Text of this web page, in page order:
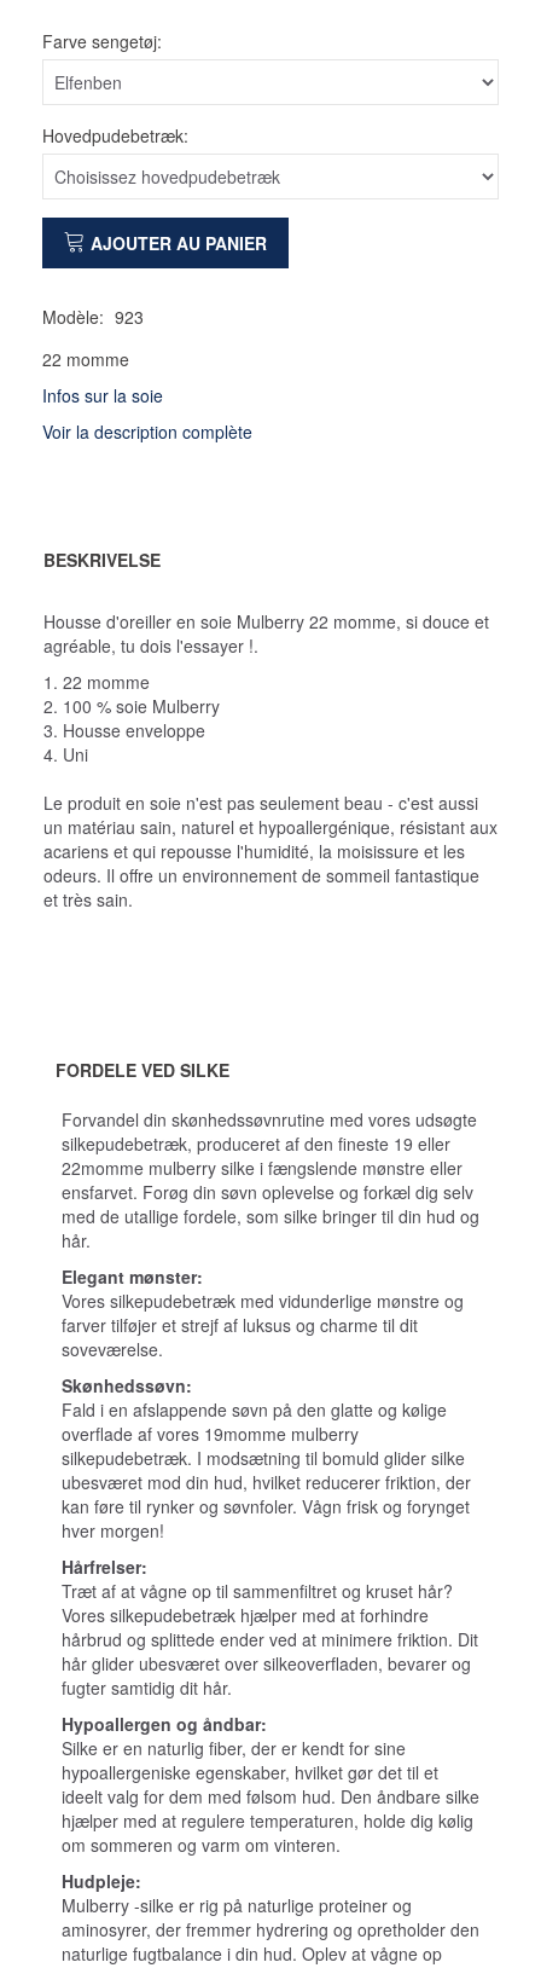
Farve sengetøj:
Hovedpudebetræk:
AJOUTER AU PANIER
Modèle: 923
22 momme
Infos sur la soie
Voir la description complète
BESKRIVELSE
Housse d'oreiller en soie Mulberry 22 momme, si douce et
agréable, tu dois l'essayer !.
1. 22 momme
2. 100 % soie Mulberry
3. Housse enveloppe
4. Uni
Le produit en soie n'est pas seulement beau - c'est aussi
un matériau sain, naturel et hypoallergénique, résistant aux
acariens et qui repousse l'humidité, la moisissure et les
odeurs. Il offre un environnement de sommeil fantastique
et très sain.
FORDELE VED SILKE
Forvandel din skønhedssøvnrutine med vores udsøgte
silkepudebetræk, produceret af den fineste 19 eller
22momme mulberry silke i fængslende mønstre eller
ensfarvet. Forøg din søvn oplevelse og forkæl dig selv
med de utallige fordele, som silke bringer til din hud og
hår.
Elegant mønster:
Vores silkepudebetræk med vidunderlige mønstre og
farver tilføjer et strejf af luksus og charme til dit
soveværelse.
Skønhedssøvn:
Fald i en afslappende søvn på den glatte og kølige
overflade af vores 19momme mulberry
silkepudebetræk. I modsætning til bomuld glider silke
ubesværet mod din hud, hvilket reducerer friktion, der
kan føre til rynker og søvnfoler. Vågn frisk og forynget
hver morgen!
Hårfrelser:
Træt af at vågne op til sammenfiltret og kruset hår?
Vores silkepudebetræk hjælper med at forhindre
hårbrud og splittede ender ved at minimere friktion. Dit
hår glider ubesværet over silkeoverfladen, bevarer og
fugter samtidig dit hår.
Hypoallergen og åndbar:
Silke er en naturlig fiber, der er kendt for sine
hypoallergeniske egenskaber, hvilket gør det til et
ideelt valg for dem med følsom hud. Den åndbare silke
hjælper med at regulere temperaturen, holde dig kølig
om sommeren og varm om vinteren.
Hudpleje:
Mulberry -silke er rig på naturlige proteiner og
aminosyrer, der fremmer hydrering og opretholder den
naturlige fugtbalance i din hud. Oplev at vågne op